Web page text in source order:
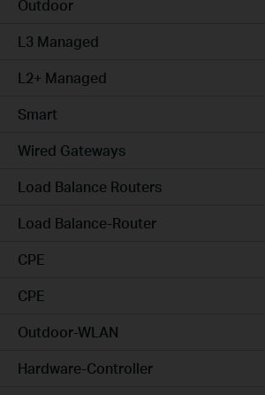
Outdoor
L3 Managed
L2+ Managed
Smart
Wired Gateways
Load Balance Routers
Load Balance-Router
CPE
CPE
Outdoor-WLAN
Hardware-Controller